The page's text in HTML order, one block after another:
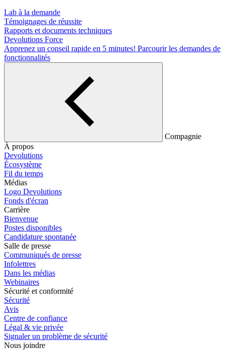
Lab à la demande
Témoignages de réussite
Rapports et documents techniques
Devolutions Force
Apprenez un conseil rapide en 5 minutes! Parcourir les demandes de
fonctionnalités
Compagnie
À propos
Devolutions
Écosystème
Fil du temps
Médias
Logo Devolutions
Fonds d'écran
Carrière
Bienvenue
Postes disponibles
Candidature spontanée
Salle de presse
Communiqués de presse
Infolettres
Dans les médias
Webinaires
Sécurité et conformité
Sécurité
Avis
Centre de confiance
Légal & vie privée
Signaler un problème de sécurité
Nous joindre